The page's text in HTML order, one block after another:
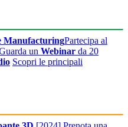
ManufacturingPartecipa al
un Webinar da 20
Scopri le principali